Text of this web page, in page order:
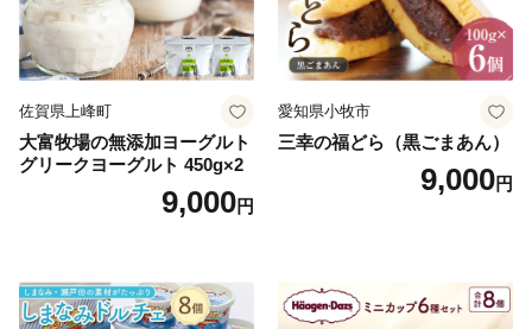
佐賀県上峰町
大富牧場の無添加ヨーグルト
グリークヨーグルト 450g×2
9,000円
愛知県小牧市
三幸の福どら（黒ごまあん）
9,000円